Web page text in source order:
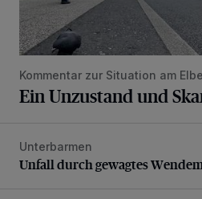
Kommentar zur Situation am
Ein Unzustand und
Unfall durch gewagtes
Unterbarmen
Unfall durch gewagtes